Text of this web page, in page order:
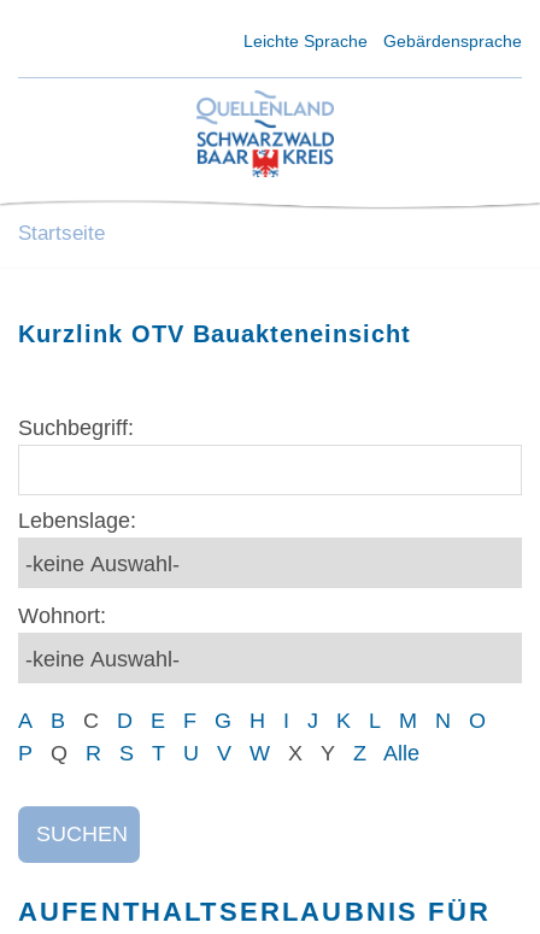
Leichte Sprache Gebärdensprache
Startseite
Kurzlink OTV Bauakteneinsicht
Suchbegriff:
Lebenslage:
Wohnort:
A B C D E F G H I J K L M N
O
P
Q R S T U V W X Y Z Alle
SUCHEN
AUFENTHALTSERLAUBNIS FÜR